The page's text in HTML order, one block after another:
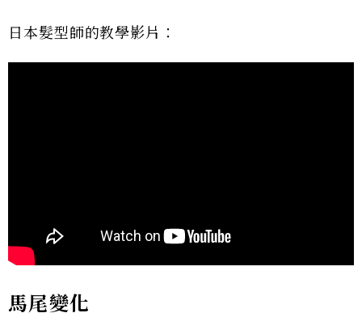
日本髮型師的教學影片：
馬尾變化